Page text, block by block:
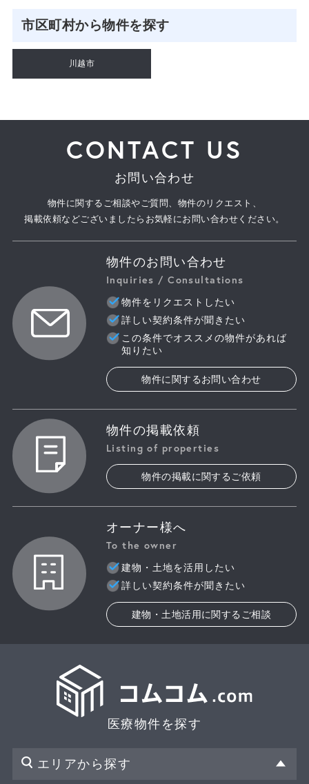
市区町村から物件を探す
川越市
CONTACT US
お問い合わせ
物件に関するご相談やご質問、物件のリクエスト、
掲載依頼などございましたらお気軽にお問い合わせください。
物件のお問い合わせ
Inquiries / Consultations
物件をリクエストしたい
詳しい契約条件が聞きたい
この条件でオススメの物件があれば
知りたい
物件に関するお問い合わせ
物件の掲載依頼
Listing of properties
物件の掲載に関するご依頼
オーナー様へ
To the owner
建物・土地を活用したい
詳しい契約条件が聞きたい
建物・土地活用に関するご相談
医療物件を探す
エリアから探す